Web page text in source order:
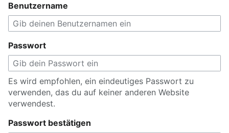
Benutzername
Passwort
Es wird empfohlen, ein eindeutiges Passwort zu
verwenden, das du auf keiner anderen Website
verwendest.
Passwort bestätigen